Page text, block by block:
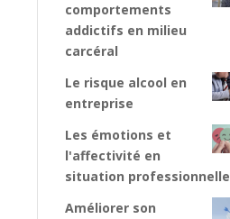
comportements
addictifs en milieu
carcéral
Le risque alcool en
entreprise
Les émotions et
l'affectivité en
situation professionnelle
Améliorer son